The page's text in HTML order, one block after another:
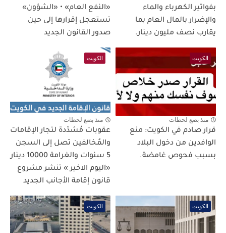
بفواتير الكهرباء والماء
والإضرار بالمال العام بما
يقارب نصف مليون دينار.
«النفع العام» • «الشؤون»
تستعجل إقرارها إلى حين
صدور القانون الجديد
الكويت
منذ بضع لحظات
قرار صادم في الكويت: منع
الوافدين من دخول البلاد
بسبب فحوص غامضة.
الكويت
منذ بضع لحظات
عقوبات مُشدّدة لتجار الإقامات
والمُخالفين تصل إلى السجن
5 سنوات والغرامة 10000 دينار
«اليوم الاخير » تنشر مشروع
قانون إقامة الأجانب الجديد
الكويت الكويت